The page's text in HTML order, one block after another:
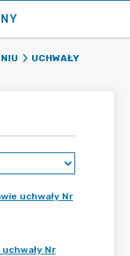
UCHWAŁY
uchwały Nr
Nr